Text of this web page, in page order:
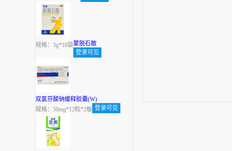
蒙脱石散
规格：3g*10袋
登录可见
双氯芬酸钠缓释胶囊(W)
规格：50mg*12粒*2板 登录可见